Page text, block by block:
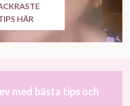
HÄR
med bästa tips och